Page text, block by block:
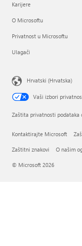
Karijere
O Microsoftu
Privatnost u Microsoftu
Ulagači
Hrvatski (Hrvatska)
Vaši izbori
Zaštita privatnosti podataka
Kontaktirajte Microsoft
Zaštitni znakovi O našim
© Microsoft 2026